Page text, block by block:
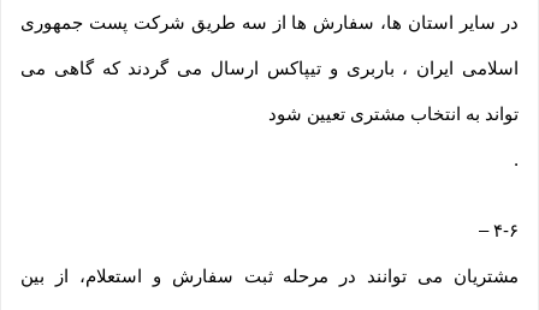
در سایر استان ها، سفارش ها از سه طریق شرکت پست جمهوری
اسلامی ایران ، باربری و تیپاکس ارسال می گردند که گاهی می
تواند به انتخاب مشتری تعیین شود
.
۴-۶–
مشتریان می توانند در مرحله ثبت سفارش و استعلام، از بین